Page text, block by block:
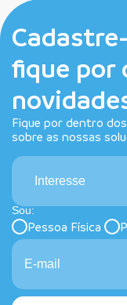
fique por
Fique por dentro
sobre as nossas
Interesse
Sou:
Pessoa Física